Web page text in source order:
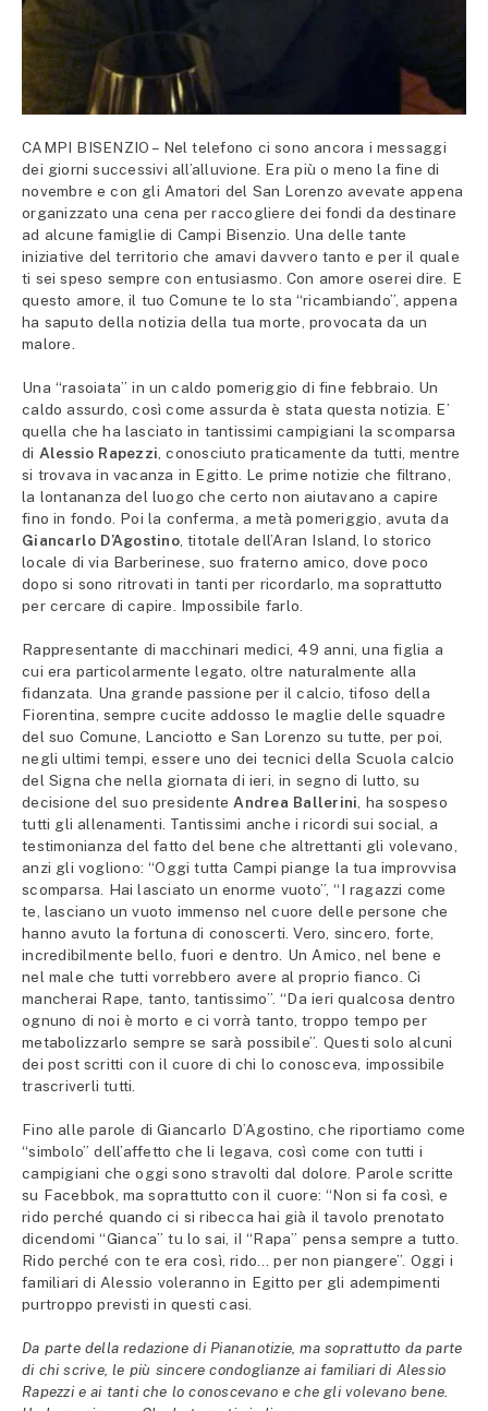
CAMPI BISENZIO – Nel telefono ci sono ancora i messaggi
dei giorni successivi all’alluvione. Era più o meno la fine di
novembre e con gli Amatori del San Lorenzo avevate appena
organizzato una cena per raccogliere dei fondi da destinare
ad alcune famiglie di Campi Bisenzio. Una delle tante
iniziative del territorio che amavi davvero tanto e per il quale
ti sei speso sempre con entusiasmo. Con amore oserei dire. E
questo amore, il tuo Comune te lo sta “ricambiando”, appena
ha saputo della notizia della tua morte, provocata da un
malore.
Una “rasoiata” in un caldo pomeriggio di fine febbraio. Un
caldo assurdo, così come assurda è stata questa notizia. E’
quella che ha lasciato in tantissimi campigiani la scomparsa
di Alessio Rapezzi , conosciuto praticamente da tutti, mentre
si trovava in vacanza in Egitto. Le prime notizie che filtrano,
la lontananza del luogo che certo non aiutavano a capire
fino in fondo. Poi la conferma, a metà pomeriggio, avuta da
Giancarlo D’Agostino, titotale dell’Aran Island, lo storico
locale di via Barberinese, suo fraterno amico, dove poco
dopo si sono ritrovati in tanti per ricordarlo, ma soprattutto
per cercare di capire. Impossibile farlo.
Rappresentante di macchinari medici, 49 anni, una figlia a
cui era particolarmente legato, oltre naturalmente alla
fidanzata. Una grande passione per il calcio, tifoso della
Fiorentina, sempre cucite addosso le maglie delle squadre
del suo Comune, Lanciotto e San Lorenzo su tutte, per poi,
negli ultimi tempi, essere uno dei tecnici della Scuola calcio
del Signa che nella giornata di ieri, in segno di lutto, su
decisione del suo presidente Andrea Ballerini , ha sospeso
tutti gli allenamenti. Tantissimi anche i ricordi sui social, a
testimonianza del fatto del bene che altrettanti gli volevano,
anzi gli vogliono: “Oggi tutta Campi piange la tua improvvisa
scomparsa. Hai lasciato un enorme vuoto”, “I ragazzi come
te, lasciano un vuoto immenso nel cuore delle persone che
hanno avuto la fortuna di conoscerti. Vero, sincero, forte,
incredibilmente bello, fuori e dentro. Un Amico, nel bene e
nel male che tutti vorrebbero avere al proprio fianco. Ci
mancherai Rape, tanto, tantissimo”. “Da ieri qualcosa dentro
ognuno di noi è morto e ci vorrà tanto, troppo tempo per
metabolizzarlo sempre se sarà possibile”. Questi solo alcuni
dei post scritti con il cuore di chi lo conosceva, impossibile
trascriverli tutti.
Fino alle parole di Giancarlo D’Agostino, che riportiamo come
“simbolo” dell’affetto che li legava, così come con tutti i
campigiani che oggi sono stravolti dal dolore. Parole scritte
su Facebbok, ma soprattutto con il cuore: “Non si fa così, e
rido perché quando ci si ribecca hai già il tavolo prenotato
dicendomi “Gianca” tu lo sai, iI “Rapa” pensa sempre a tutto.
Rido perché con te era così, rido… per non piangere”. Oggi i
familiari di Alessio voleranno in Egitto per gli adempimenti
purtroppo previsti in questi casi.
Da parte della redazione di Piananotizie, ma soprattutto da parte
di chi scrive, le più sincere condoglianze ai familiari di Alessio
Rapezzi e ai tanti che lo conoscevano e che gli volevano bene.